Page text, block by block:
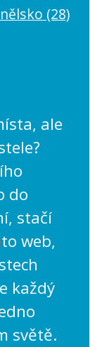
(28)
ale
do
stačí
web,
každý
světě.